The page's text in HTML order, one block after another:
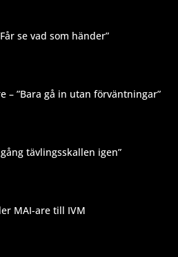
se vad som händer”
– ”Bara gå in utan förväntningar”
tävlingsskallen igen”
MAI-are till IVM